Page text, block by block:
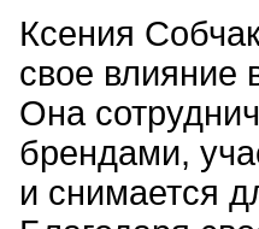
Ксения
свое влияние
Она
брендами,
и снимается